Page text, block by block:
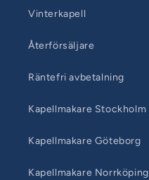
Vinterkapell
Återförsäljare
Räntefri avbetalning
Kapellmakare Stockholm
Kapellmakare Göteborg
Kapellmakare Norrköping